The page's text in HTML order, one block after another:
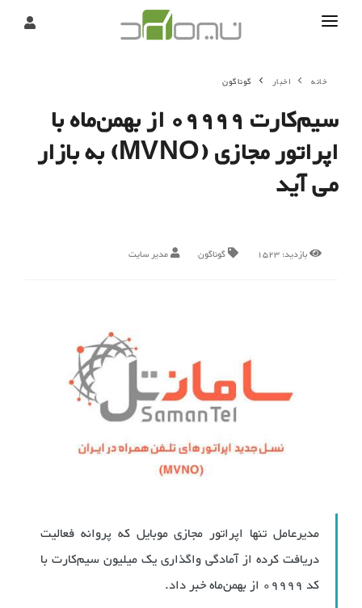
درباره
تحریریه
خانه اخبار گوناگون
سیم‌کارت 09999 از بهمن‌ماه با
اپراتور مجازی (MVNO) به بازار
می آید
بازدید:1523 گوناگون مدیر سایت
مدیرعامل تنها اپراتور مجازی موبایل که پروانه فعالیت
دریافت کرده از آمادگی واگذاری یک میلیون سیم‌کارت با
کد 09999 از بهمن‌ماه خبر داد.